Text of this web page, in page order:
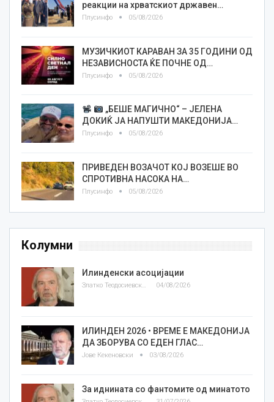
реакции на хрватскиот државен…
Плусинфо 05/08/2026
МУЗИЧКИОТ КАРАВАН ЗА 35 ГОДИНИ ОД
НЕЗАВИСНОСТА ЌЕ ПОЧНЕ ОД…
Плусинфо 05/08/2026
„БЕШЕ МАГИЧНО“ – ЈЕЛЕНА
ДОКИЌ ЈА НАПУШТИ МАКЕДОНИЈА…
Плусинфо 05/08/2026
ПРИВЕДЕН ВОЗАЧОТ КОЈ ВОЗЕШЕ ВО
СПРОТИВНА НАСОКА НА…
Плусинфо 05/08/2026
Колумни
Илинденски асоцијации
Златко Теодосиевски 04/08/2026
ИЛИНДЕН 2026 • ВРЕМЕ Е МАКЕДОНИЈА
ДА ЗБОРУВА СО ЕДЕН ГЛАС…
Јове Кекеновски 03/08/2026
За иднината со фантомите од минатото